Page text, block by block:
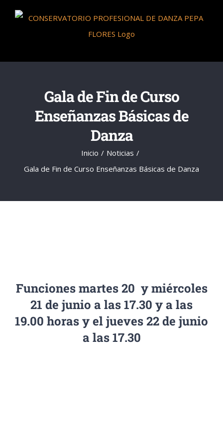
Saltar
Gala de Fin de Curso
Enseñanzas Básicas de
Danza
Inicio
Noticias
Gala de Fin de Curso Enseñanzas Básicas de Danza
Funciones martes 20 y miércoles
21 de junio a las 17.30 y a las
19.00 horas y el jueves 22 de junio
a las 17.30